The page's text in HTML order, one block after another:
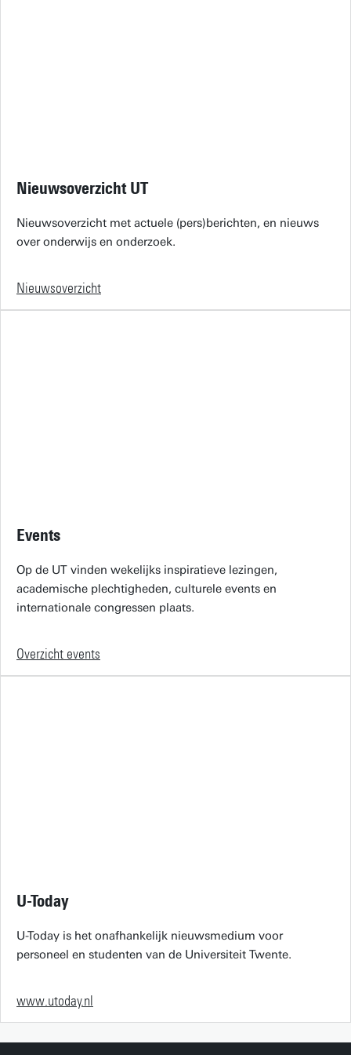
Nieuwsoverzicht UT
Nieuwsoverzicht met actuele (pers)berichten, en nieuws
over onderwijs en onderzoek.
Nieuwsoverzicht
Events
Op de UT vinden wekelijks inspiratieve lezingen,
academische plechtigheden, culturele events en
internationale congressen plaats.
Overzicht events
U-Today
U-Today is het onafhankelijk nieuwsmedium voor
personeel en studenten van de Universiteit Twente.
www.utoday.nl